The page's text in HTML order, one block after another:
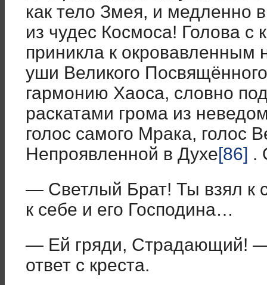
как тело Змея, и медленно
из чудес Космоса! Голова
приникла к окровавленным
уши Великого
гармонию Хаоса, словно
раскатами грома из
голос самого Мрака, голос
Непроявленной в Духе[86] .
— Светлый Брат! Ты взял к
к себе и его Господина…
— Ей гряди, Страдающий!
ответ с креста.